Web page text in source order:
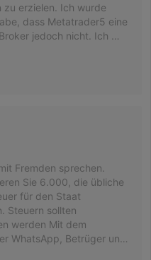
zu erzielen. Ich wurde
dass Metatrader5 eine
jedoch nicht. Ich
zurückzubuchen,
nicht abheben können!
Fremden sprechen.
Sie 6.000, die übliche
für den Staat
Steuern sollten
werden Mit dem
WhatsApp, Betrüger und